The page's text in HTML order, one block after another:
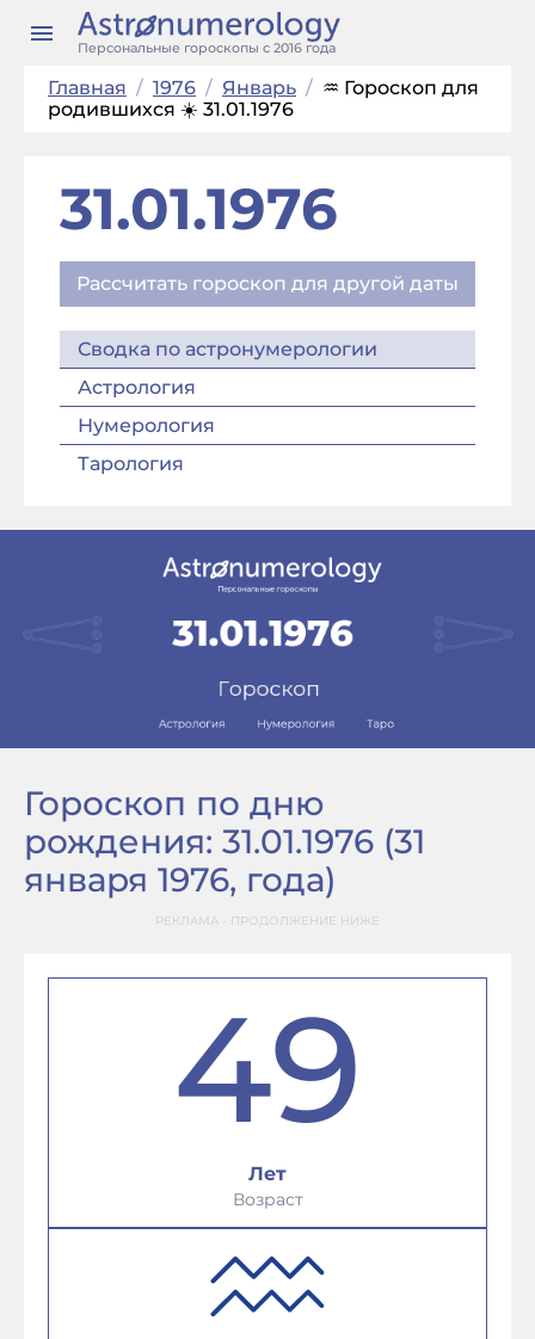
Персональные гороскопы с 2016 года
Главная / 1976 / Январь / ♒ Гороскоп для
родившихся ☀️ 31.01.1976
31.01.1976
Рассчитать гороскоп для другой даты
Сводка по астронумерологии
Астрология
Нумерология
Тарология
Гороскоп по дню
рождения: 31.01.1976 (31
января 1976, года)
РЕКЛАМА - ПРОДОЛЖЕНИЕ НИЖЕ
49
Лет
Возраст